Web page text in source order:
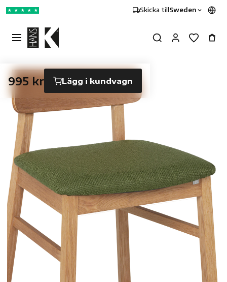
★ ★ ★ ★ ★ Skicka till Sweden
995 kr Lägg i kundvagn